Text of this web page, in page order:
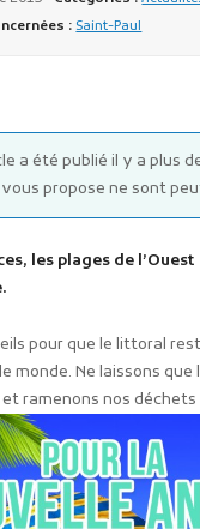
financés par l'Europe
: Saint-Paul
a été publié il y a plus
propose ne sont
les plages de
pour que le littoral
monde. Ne laissons que
ramenons nos